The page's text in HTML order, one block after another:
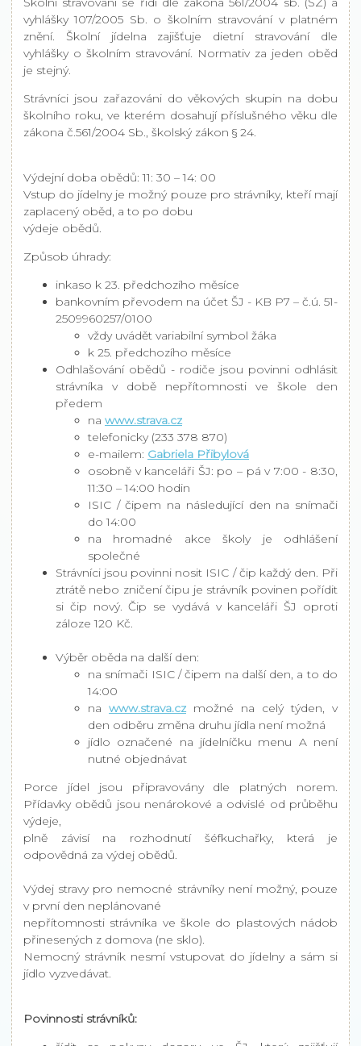
vyhlášky 107/2005 Sb. o školním stravování v platném
znění. Školní jídelna zajišťuje dietní stravování dle
vyhlášky o školním stravování. Normativ za jeden oběd
je stejný.
Strávníci jsou zařazováni do věkových skupin na dobu
školního roku, ve kterém dosahují příslušného věku dle
zákona č.561/2004 Sb., školský zákon § 24.
Výdejní doba obědů: 11: 30 – 14: 00
Vstup do jídelny je možný pouze pro strávníky, kteří mají
zaplacený oběd, a to po dobu
výdeje obědů.
Způsob úhrady:
inkaso k 23. předchozího měsíce
bankovním převodem na účet ŠJ - KB P7 – č.ú. 51-
2509960257/0100
vždy uvádět variabilní symbol žáka
k 25. předchozího měsíce
Odhlašování obědů - rodiče jsou povinni odhlásit
strávníka v době nepřítomnosti ve škole den
předem
na www.strava.cz
telefonicky (233 378 870)
e-mailem: Gabriela Přibylová
osobně v kanceláři ŠJ: po – pá v 7:00 - 8:30,
11:30 – 14:00 hodin
ISIC / čipem na následující den na snímači
do 14:00
na hromadné akce školy je odhlášení
společné
Strávníci jsou povinni nosit ISIC / čip každý den. Při
ztrátě nebo zničení čipu je strávník povinen pořídit
si čip nový. Čip se vydává v kanceláři ŠJ oproti
záloze 120 Kč.
Výběr oběda na další den:
na snímači ISIC / čipem na další den, a to do
14:00
na www.strava.cz možné na celý týden, v
den odběru změna druhu jídla není možná
jídlo označené na jídelníčku menu A není
nutné objednávat
Porce jídel jsou připravovány dle platných norem.
Přídavky obědů jsou nenárokové a odvislé od průběhu
výdeje,
plně závisí na rozhodnutí šéfkuchařky, která je
odpovědná za výdej obědů.
Výdej stravy pro nemocné strávníky není možný, pouze
v první den neplánované
nepřítomnosti strávníka ve škole do plastových nádob
přinesených z domova (ne sklo).
Nemocný strávník nesmí vstupovat do jídelny a sám si
jídlo vyzvedávat.
Povinnosti strávníků: